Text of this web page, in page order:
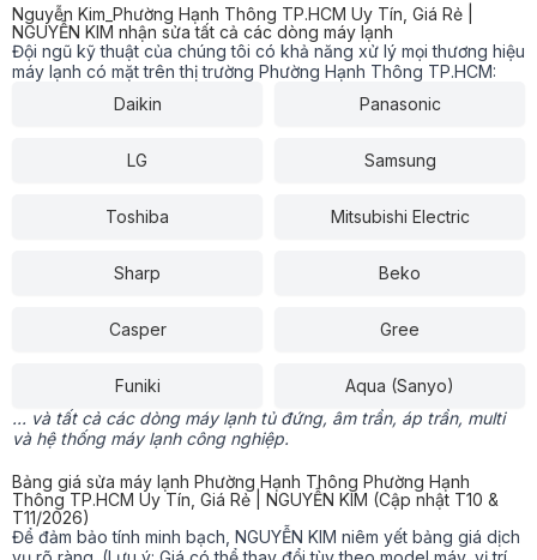
Nguyễn Kim_Phường Hạnh Thông TP.HCM Uy Tín, Giá Rẻ |
NGUYỄN KIM nhận sửa tất cả các dòng máy lạnh
Đội ngũ kỹ thuật của chúng tôi có khả năng xử lý mọi thương hiệu
máy lạnh có mặt trên thị trường Phường Hạnh Thông TP.HCM:
Daikin
Panasonic
LG Samsung
Toshiba Mitsubishi Electric
Sharp Beko
Casper Gree
Funiki
Aqua (Sanyo)
... và tất cả các dòng máy lạnh tủ đứng, âm trần, áp trần, multi
và hệ thống máy lạnh công nghiệp.
Bảng giá sửa máy lạnh Phường Hạnh Thông Phường Hạnh
Thông TP.HCM Uy Tín, Giá Rẻ | NGUYỄN KIM (Cập nhật T10 &
T11/2026)
Để đảm bảo tính minh bạch, NGUYỄN KIM niêm yết bảng giá dịch